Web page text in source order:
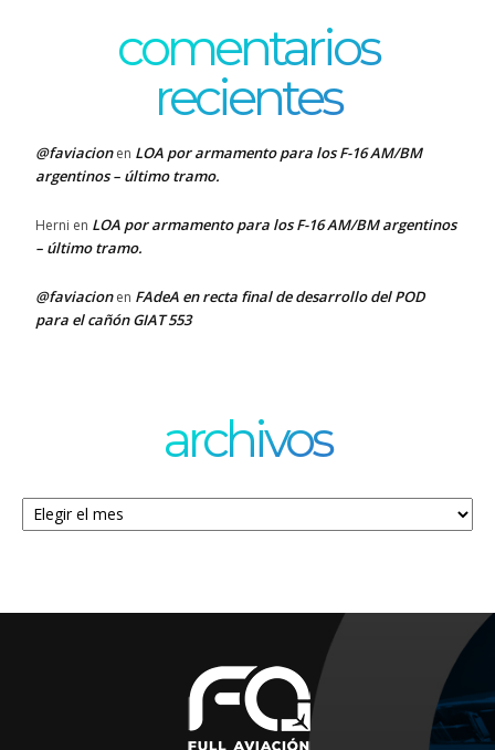
comentarios
recientes
@faviacionen LOA por armamento para los F-16 AM/BM
argentinos – último tramo.
Herni en LOA por armamento para los F-16 AM/BM argentinos
– último tramo.
@faviacionen FAdeA en recta final de desarrollo del POD
para el cañón GIAT 553
archivos
Archivos